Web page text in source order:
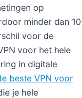
op
minder dan 10
voor de
voor het hele
in digitale
beste VPN voor
je hele